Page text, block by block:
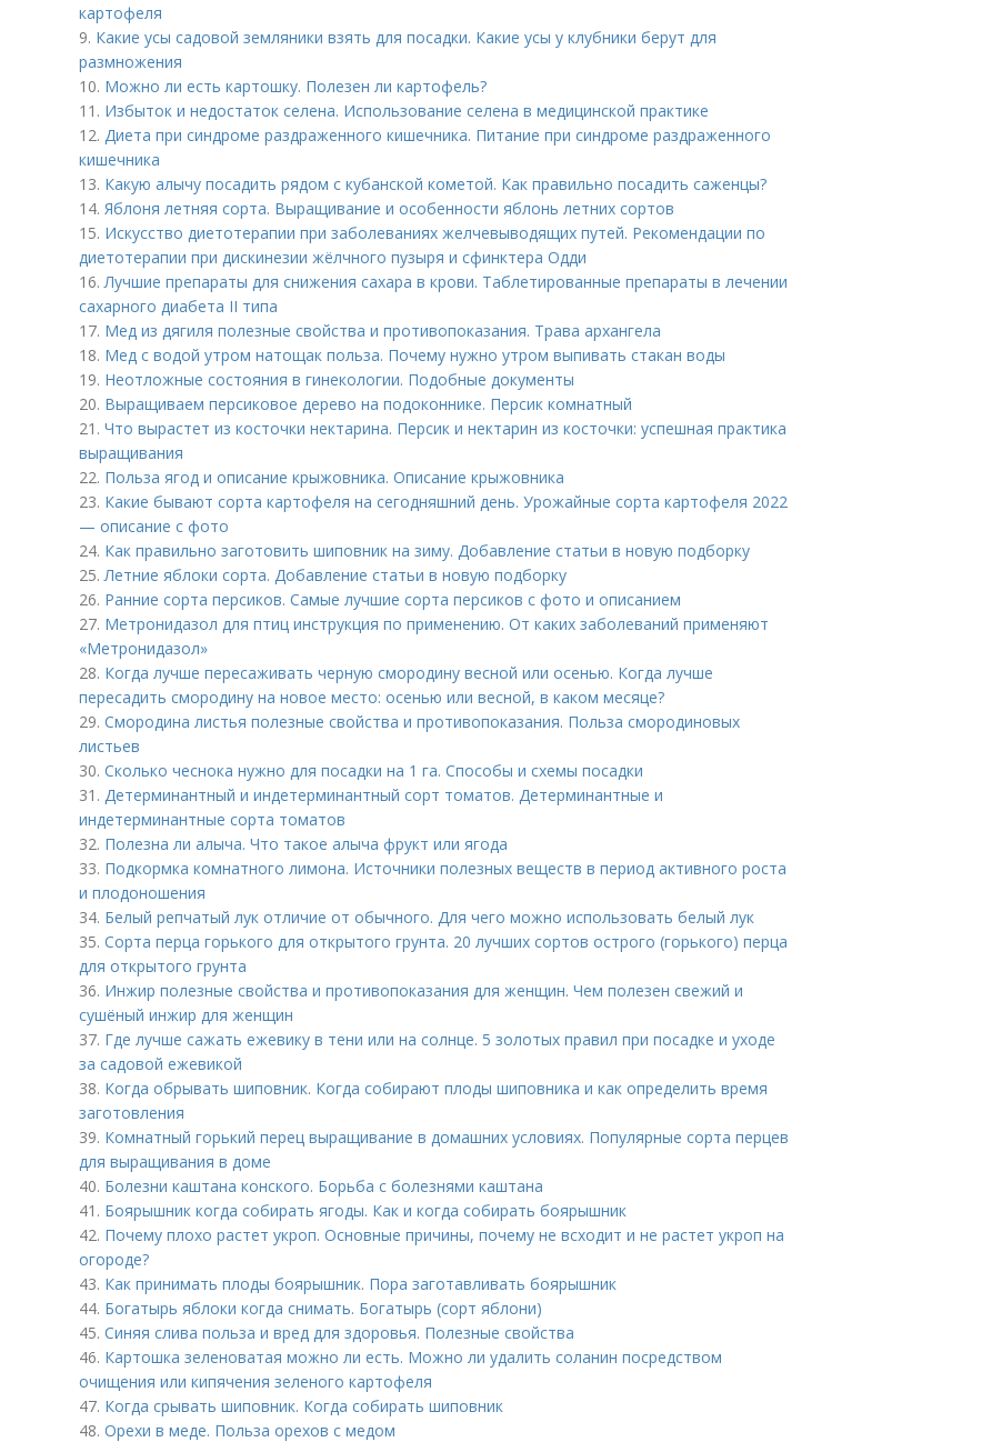
картофеля
9. Какие усы садовой земляники взять для посадки. Какие усы у клубники берут для
размножения
10. Можно ли есть картошку. Полезен ли картофель?
11. Избыток и недостаток селена. Использование селена в медицинской практике
12. Диета при синдроме раздраженного кишечника. Питание при синдроме раздраженного
кишечника
13. Какую алычу посадить рядом с кубанской кометой. Как правильно посадить саженцы?
14. Яблоня летняя сорта. Выращивание и особенности яблонь летних сортов
15. Искусство диетотерапии при заболеваниях желчевыводящих путей. Рекомендации по
диетотерапии при дискинезии жёлчного пузыря и сфинктера Одди
16.Лучшие препараты для снижения сахара в крови. Таблетированные препараты в лечении
сахарного диабета II типа
17. Мед из дягиля полезные свойства и противопоказания. Трава архангела
18. Мед с водой утром натощак польза. Почему нужно утром выпивать стакан воды
19. Неотложные состояния в гинекологии. Подобные документы
20. Выращиваем персиковое дерево на подоконнике. Персик комнатный
21. Что вырастет из косточки нектарина. Персик и нектарин из косточки: успешная практика
выращивания
22. Польза ягод и описание крыжовника. Описание крыжовника
23. Какие бывают сорта картофеля на сегодняшний день. Урожайные сорта картофеля 2022
— описание с фото
24. Как правильно заготовить шиповник на зиму. Добавление статьи в новую подборку
25.Летние яблоки сорта. Добавление статьи в новую подборку
26. Ранние сорта персиков. Самые лучшие сорта персиков с фото и описанием
27. Метронидазол для птиц инструкция по применению. От каких заболеваний применяют
«Метронидазол»
28. Когда лучше пересаживать черную смородину весной или осенью. Когда лучше
пересадить смородину на новое место: осенью или весной, в каком месяце?
29. Смородина листья полезные свойства и противопоказания. Польза смородиновых
листьев
30. Сколько чеснока нужно для посадки на 1 га. Способы и схемы посадки
31. Детерминантный и индетерминантный сорт томатов. Детерминантные и
индетерминантные сорта томатов
32. Полезна ли алыча. Что такое алыча фрукт или ягода
33. Подкормка комнатного лимона. Источники полезных веществ в период активного роста
и плодоношения
34. Белый репчатый лук отличие от обычного. Для чего можно использовать белый лук
35. Сорта перца горького для открытого грунта. 20 лучших сортов острого (горького) перца
для открытого грунта
36. Инжир полезные свойства и противопоказания для женщин. Чем полезен свежий и
сушёный инжир для женщин
37. Где лучше сажать ежевику в тени или на солнце. 5 золотых правил при посадке и уходе
за садовой ежевикой
38. Когда обрывать шиповник. Когда собирают плоды шиповника и как определить время
заготовления
39. Комнатный горький перец выращивание в домашних условиях. Популярные сорта перцев
для выращивания в доме
40. Болезни каштана конского. Борьба с болезнями каштана
41. Боярышник когда собирать ягоды. Как и когда собирать боярышник
42. Почему плохо растет укроп. Основные причины, почему не всходит и не растет укроп на
огороде?
43. Как принимать плоды боярышник. Пора заготавливать боярышник
44. Богатырь яблоки когда снимать. Богатырь (сорт яблони)
45. Синяя слива польза и вред для здоровья. Полезные свойства
46. Картошка зеленоватая можно ли есть. Можно ли удалить соланин посредством
очищения или кипячения зеленого картофеля
47. Когда срывать шиповник. Когда собирать шиповник
48. Орехи в меде. Польза орехов с медом